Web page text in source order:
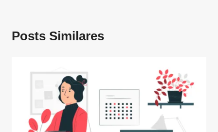
Posts Similares